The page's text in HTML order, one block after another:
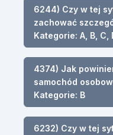
6244) Czy w tej
zachować
Kategorie: A, B, C,
4374) Jak
samochód
Kategorie: B
6232) Czy w tej